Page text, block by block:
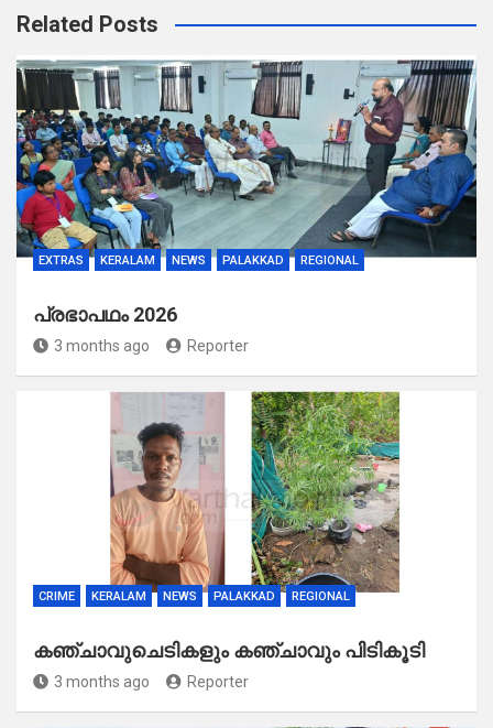
Related Posts
EXTRAS KERALAM NEWS PALAKKAD REGIONAL
പ്രഭാപഥം 2026
3 months ago Reporter
CRIME KERALAM NEWS PALAKKAD REGIONAL
കഞ്ചാവുചെടികളും കഞ്ചാവും പിടികൂടി
3 months ago Reporter